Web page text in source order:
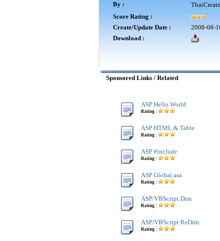
By :
Score Rating :
Create/Update Date :
2008-08-
Download :
Sponsored Links / Related
ASP Hello World
Rating :
ASP HTML & Table
Rating :
ASP #include
Rating :
ASP Global.asa
Rating :
ASP/VBScript Dim
Rating :
ASP/VBScript ReDim
Rating :